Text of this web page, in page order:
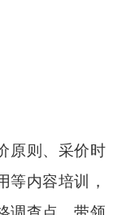
原则、采价时
等内容培训，